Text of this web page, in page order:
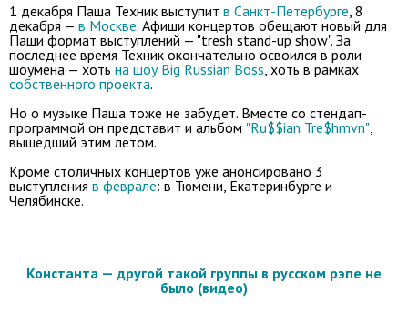
1 декабря Паша Техник выступит в Санкт-Петербурге , 8
декабря — в Москве. Афиши концертов обещают новый для
Паши формат выступлений — "tresh stand-up show". За
последнее время Техник окончательно освоился в роли
шоумена — хоть на шоу Big Russian Boss , хоть в рамках
собственного проекта.
Но о музыке Паша тоже не забудет. Вместе со стендап-
программой он представит и альбом "Ru$$ian Tre$hmvn"
вышедший этим летом.
Кроме столичных концертов уже анонсировано 3
выступления в феврале: в Тюмени, Екатеринбурге и
Челябинске.
Константа — другой такой группы в русском рэпе не
было (видео)